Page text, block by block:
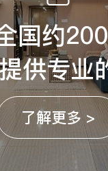
国约
供专业
了解更多 >